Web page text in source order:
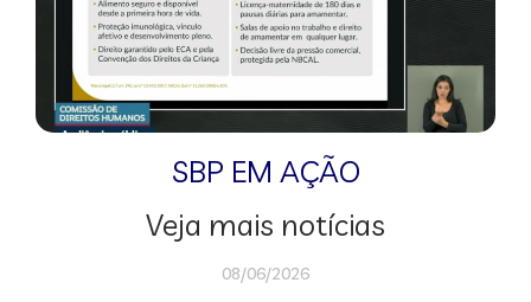
SBP EM AÇÃO
Veja mais notícias
08/06/2026